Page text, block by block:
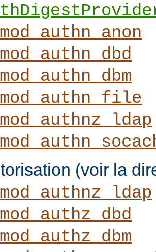
mod_authn_anon
mod_authn_dbd
mod_authn_dbm
mod_authn_file
mod_authnz_ldap
(voir la
mod_authnz_ldap
mod_authz_dbd
mod_authz_dbm